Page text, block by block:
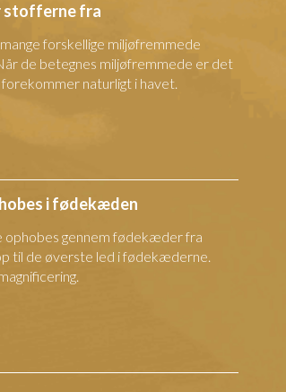
stofferne fra
forskellige miljøfremmede
de betegnes miljøfremmede er det
naturligt i havet.
i fødekæden
ophobes gennem fødekæder fra
til de øverste led i fødekæderne.